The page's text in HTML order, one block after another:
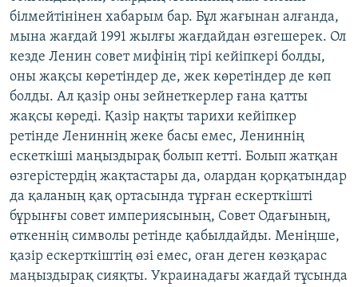
білмейтінінен хабарым бар. Бұл жағынан алғанда,
мына жағдай 1991 жылғы жағдайдан өзгешерек. Ол
кезде Ленин совет мифінің тірі кейіпкері болды,
оны жақсы көретіндер де, жек көретіндер де көп
болды. Ал қазір оны зейнеткерлер ғана қатты
жақсы көреді. Қазір нақты тарихи кейіпкер
ретінде Лениннің жеке басы емес, Лениннің
ескеткіші маңыздырақ болып кетті. Болып жатқан
өзгерістердің жақтастары да, олардан қорқатындар
да қаланың қақ ортасында тұрған ескерткішті
бұрынғы совет империясының, Совет Одағының,
өткеннің символы ретінде қабылдайды. Меніңше,
қазір ескерткіштің өзі емес, оған деген көзқарас
маңыздырақ сияқты. Украинадағы жағдай тұсында